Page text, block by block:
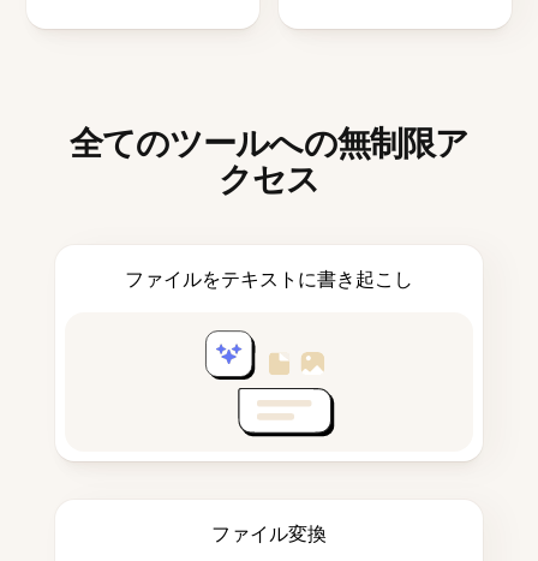
全てのツールへの無制限ア
クセス
ファイルをテキストに書き起こし
ファイル変換